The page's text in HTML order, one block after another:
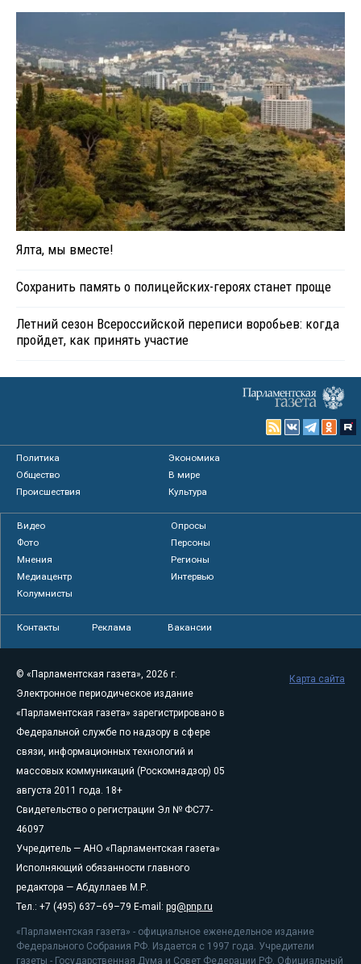
Ялта, мы вместе!
Сохранить память о полицейских-героях станет проще
Летний сезон Всероссийской переписи воробьев: когда
пройдет, как принять участие
Политика
Экономика
Общество
В мире
Происшествия
Культура
Видео
Опросы
Фото
Персоны
Мнения
Регионы
Медиацентр
Интервью
Колумнисты
Контакты Реклама Вакансии
© «Парламентская газета», 2026 г.
Электронное периодическое издание
«Парламентская газета» зарегистрировано в
Федеральной службе по надзору в сфере
связи, информационных технологий и
массовых коммуникаций (Роскомнадзор) 05
августа 2011 года. 18+
Свидетельство о регистрации Эл № ФС77-
46097
Учредитель — АНО «Парламентская газета»
Исполняющий обязанности главного
редактора — Абдуллаев М.Р.
Тел.: +7 (495) 637–69–79 E-mail: pg@pnp.ru
«Парламентская газета» - официальное еженедельное издание
Федерального Собрания РФ. Издается с 1997 года. Учредители
газеты - Государственная Дума и Совет Федерации РФ. Официальный
Карта сайта